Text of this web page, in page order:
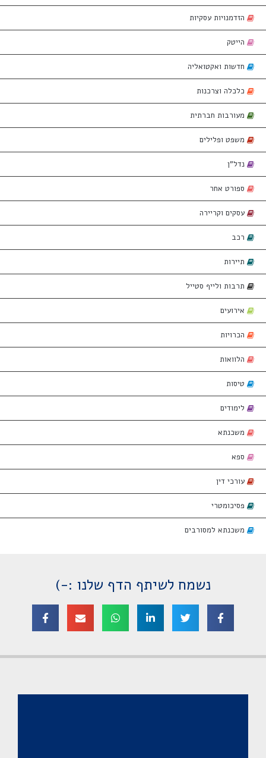
הזדמנויות עסקיות
הייטק
חדשות ואקטואליה
כלכלה וצרכנות
מעורבות חברתית
משפט ופלילים
נדל"ן
ספורט אחר
עסקים וקריירה
רכב
תיירות
תרבות ולייף סטייל
אירועים
הכרויות
הלוואות
טיסות
לימודים
משכנתא
ספא
עורכי דין
פסיכומטרי
משכנתא למסורבים
נשמח לשיתף הדף שלנו :-)